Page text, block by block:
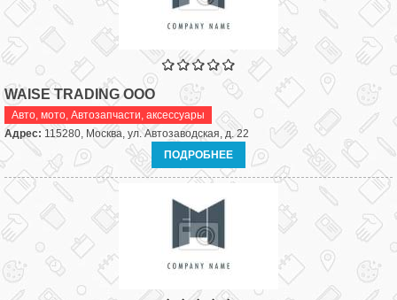
WAISE TRADING ООО
Авто, мото, Автозапчасти, аксессуары
Адрес: 115280, Москва, ул. Автозаводская, д. 22
ПОДРОБНЕЕ